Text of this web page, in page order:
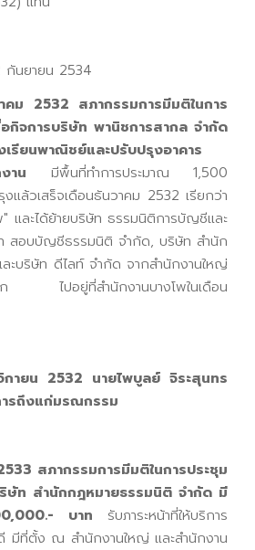
นยายน 2534
2532 สภากรรมการมีมติในการ
กิจการบริษัท พานิชการสากล จำกัด
เรียนพาณิชย์และปรับปรุงอาคาร
าน มีพื้นที่ทำการประมาณ 1,500
งแล้วเสร็จเดือนธันวาคม 2532 เรียกว่า
" และได้ย้ายบริษัท ธรรมนิติการบัญชีและ
สอบบัญชีธรรมนิติ จำกัด, บริษัท สำนัก
บริษัท ดีไลท์ จำกัด จากสำนักงานใหญ่
หก ไปอยู่ที่สำนักงานบางโพในเดือน
ยน 2532 นายไพบูลย์ จิระสุนทร
รถึงแก่มรณกรรม
สภากรรมการมีมติในการประชุม
ษัท สำนักกฎหมายธรรมนิติ จำกัด มี
บาท รับภาระหน้าที่ให้บริการ
มีที่ตั้ง ณ สำนักงานใหญ่ และสำนักงาน